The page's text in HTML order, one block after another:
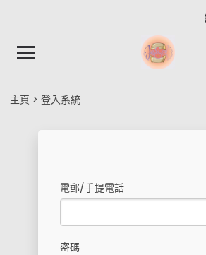
主頁 登入系統
電郵/手提電話
密碼